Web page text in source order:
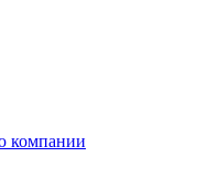
компании